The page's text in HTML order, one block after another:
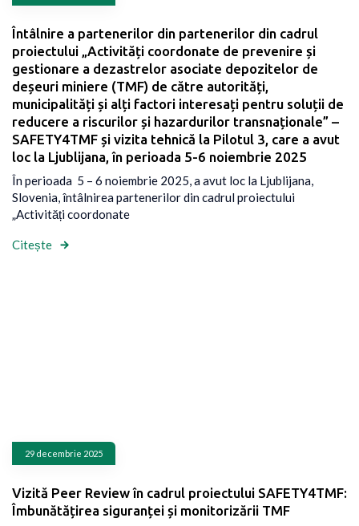
Întâlnire a partenerilor din partenerilor din cadrul
proiectului „Activități coordonate de prevenire și
gestionare a dezastrelor asociate depozitelor de
deșeuri miniere (TMF) de către autorități,
municipalități și alți factori interesați pentru soluții de
reducere a riscurilor și hazardurilor transnaționale” –
SAFETY4TMF și vizita tehnică la Pilotul 3, care a avut
loc la Ljublijana, în perioada 5-6 noiembrie 2025
În perioada 5 – 6 noiembrie 2025, a avut loc la Ljublijana,
Slovenia, întâlnirea partenerilor din cadrul proiectului
„Activități coordonate
Citește
29 decembrie 2025
Vizită Peer Review în cadrul proiectului SAFETY4TMF:
Îmbunătățirea siguranței și monitorizării TMF